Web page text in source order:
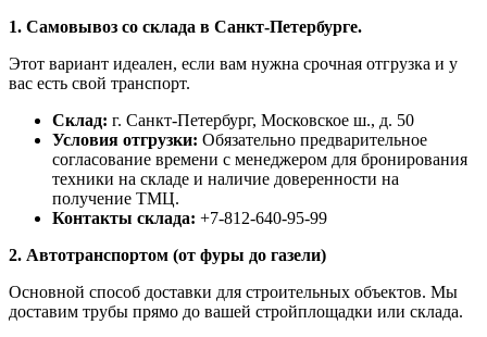
1. Самовывоз со склада в Санкт-Петербурге.
Этот вариант идеален, если вам нужна срочная отгрузка и у
вас есть свой транспорт.
Склад: г. Санкт-Петербург, Московское ш., д. 50
Условия отгрузки: Обязательно предварительное
согласование времени с менеджером для бронирования
техники на складе и наличие доверенности на
получение ТМЦ.
Контакты склада: +7-812-640-95-99
2. Автотранспортом (от фуры до газели)
Основной способ доставки для строительных объектов. Мы
доставим трубы прямо до вашей стройплощадки или склада.